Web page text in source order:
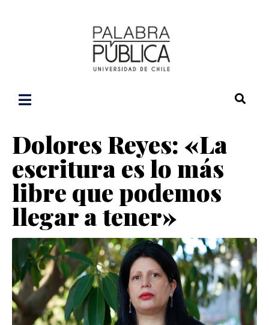
Dolores Reyes: «La
escritura es lo más
libre que podemos
llegar a tener»